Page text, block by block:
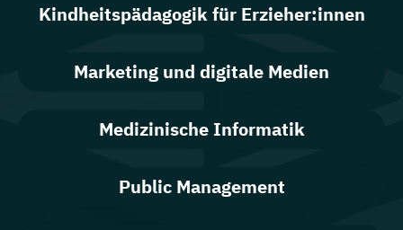
Kindheitspädagogik für Erzieher:innen
Marketing und digitale Medien
Medizinische Informatik
Public Management